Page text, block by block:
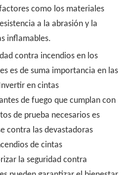
como los materiales
a la abrasión y la
inflamables.
contra incendios en los
es de suma importancia en las
en cintas
de fuego que cumplan con
de prueba necesarios es
contra las devastadoras
de cintas
la seguridad contra